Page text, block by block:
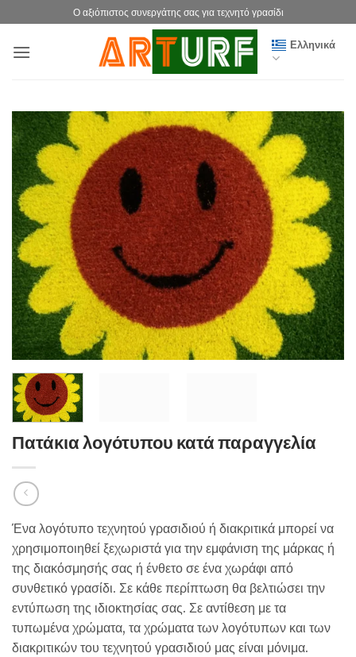
στο
περιεχόμενο
Ο αξιόπιστος συνεργάτης σας για τεχνητό γρασίδι
Ελληνικά
Πατάκια λογότυπου κατά παραγγελία
Ένα λογότυπο τεχνητού γρασιδιού ή διακριτικά μπορεί να
χρησιμοποιηθεί ξεχωριστά για την εμφάνιση της μάρκας ή
της διακόσμησής σας ή ένθετο σε ένα χωράφι από
συνθετικό γρασίδι. Σε κάθε περίπτωση θα βελτιώσει την
εντύπωση της ιδιοκτησίας σας. Σε αντίθεση με τα
τυπωμένα χρώματα, τα χρώματα των λογότυπων και των
διακριτικών του τεχνητού γρασιδιού μας είναι μόνιμα.